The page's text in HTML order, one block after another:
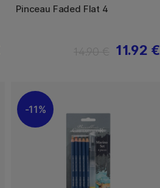
Pinceau Faded Flat 4
11.92 €
11%